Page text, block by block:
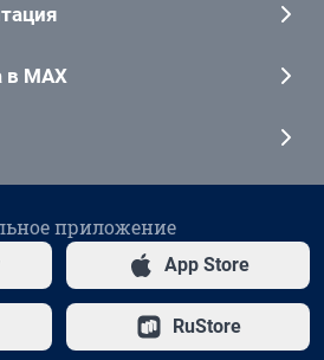
в MAX
приложение
App Store
RuStore